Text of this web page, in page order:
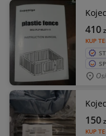
KUP
410
KUP
150